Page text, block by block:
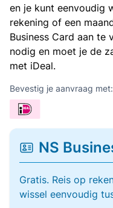
en je kunt eenvoudig
rekening of een
Business Card aan te
nodig en moet je de
met iDeal.
Bevestig je aanvraag met:
NS
Gratis. Reis op
wissel eenvoudig